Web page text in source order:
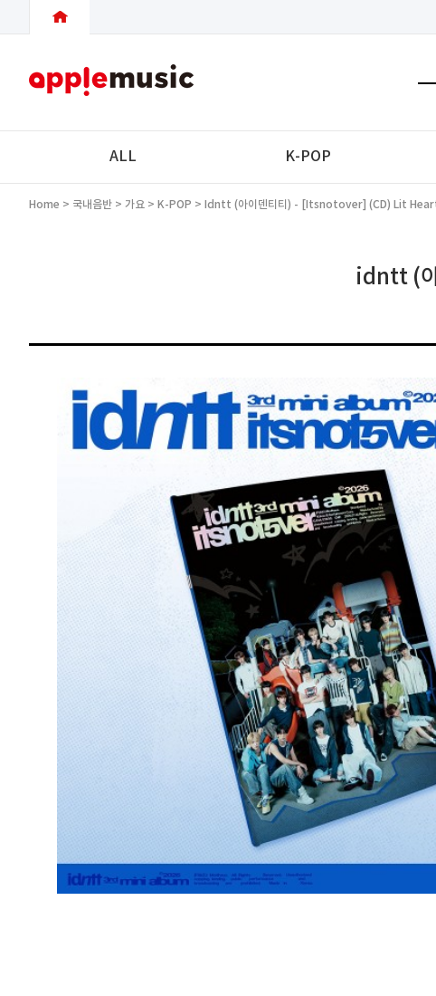
ALL K-POP
Home > 국내음반 > 가요 > K-POP > Idntt (아이덴티티) - [itsnotover] (CD) Lit
idntt (